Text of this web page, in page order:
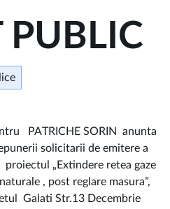
PATRICHE SORIN anunta
solicitarii de emitere a
„Extindere retea gaze
, post reglare masura”,
Galati Str.13 Decembrie